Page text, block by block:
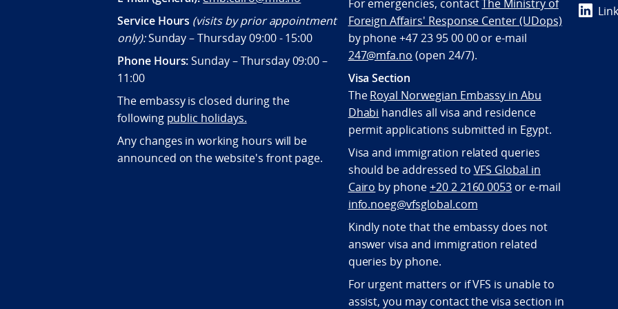
Service Hours (visits by prior appointment
only):Sunday – Thursday 09:00 - 15:00
Phone Hours:Sunday – Thursday 09:00 –
11:00
The embassy is closed during the
following public holidays.
Any changes in working hours will be
announced on the website's front page.
For emergencies, contactThe Ministry of
Foreign Affairs' Response Center (UDops)
by phone +47 23 95 00 00 or e-mail
247@mfa.no (open 24/7).
Visa Section
TheRoyal Norwegian Embassy in Abu
Dhabi handles all visa and residence
permit applications submitted in Egypt.
Visa and immigration related queries
should be addressed to VFS Global in
Cairo by phone+20 2 2160 0053 or e-mail
info.noeg@vfsglobal.com
Kindly note that the embassy does not
answer visa and immigration related
queries by phone.
For urgent matters or if VFS is unable to
assist, you may contact the visa section in